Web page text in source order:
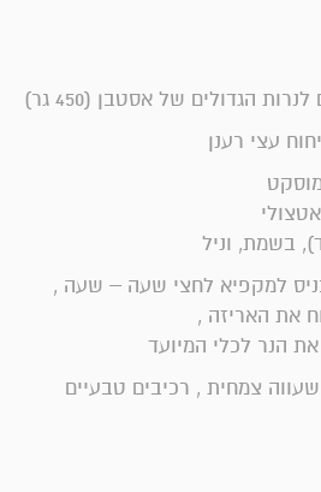
הגדולים של אסטבן (450 גר)
בשמת, וניל
למקפיא לחצי שעה – שעה ,
את האריזה ,
הנר לכלי המיועד
צמחית , רכיבים טבעיים